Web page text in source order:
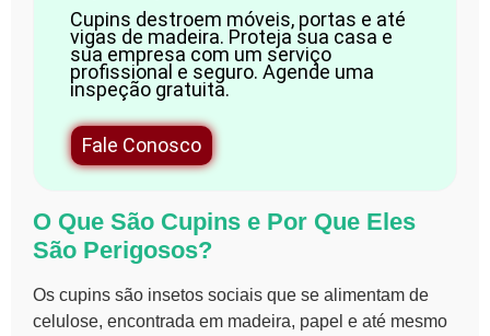
Cupins destroem móveis, portas e até
vigas de madeira. Proteja sua casa e
sua empresa com um serviço
profissional e seguro. Agende uma
inspeção gratuita.
Fale Conosco
O Que São Cupins e Por Que Eles
São Perigosos?
Os cupins são insetos sociais que se alimentam de
celulose, encontrada em madeira, papel e até mesmo